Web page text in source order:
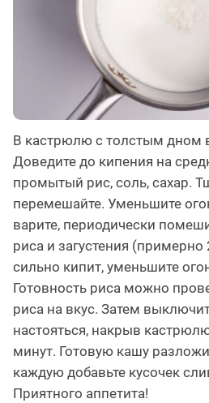
В кастрюлю с толстым дном
Доведите до кипения на
промытый рис, соль, сахар.
перемешайте. Уменьшите
варите, периодически
риса и загустения
сильно кипит, уменьшите
Готовность риса можно
риса на вкус. Затем
настояться, накрыв
минут. Готовую кашу
каждую добавьте кусочек
Приятного аппетита!